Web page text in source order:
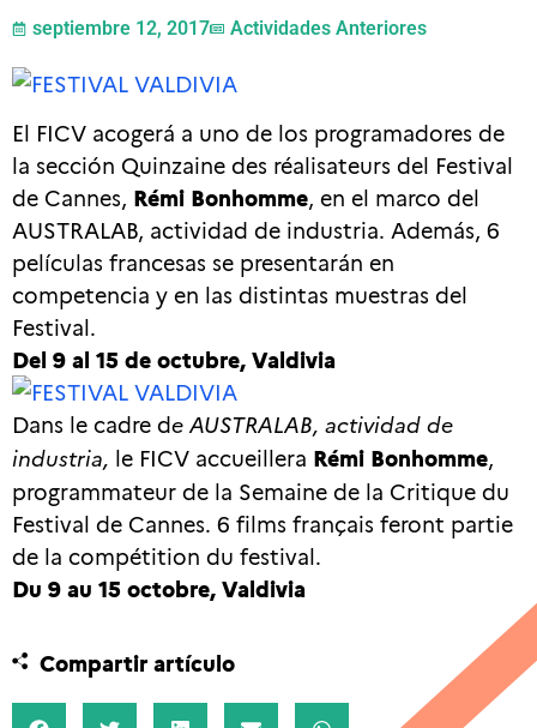
septiembre 12, 2017 Actividades Anteriores
El FICV acogerá a uno de los programadores de
la sección Quinzaine des réalisateurs del Festival
de Cannes, Rémi Bonhomme, en el marco del
AUSTRALAB, actividad de industria. Además, 6
películas francesas se presentarán en
competencia y en las distintas muestras del
Festival.
Del 9 al 15 de octubre, Valdivia
Dans le cadre de AUSTRALAB, actividad de
industria, le FICV accueillera Rémi Bonhomme,
programmateur de la Semaine de la Critique du
Festival de Cannes. 6 films français feront partie
de la compétition du festival.
Du 9 au 15 octobre, Valdivia
Compartir artículo